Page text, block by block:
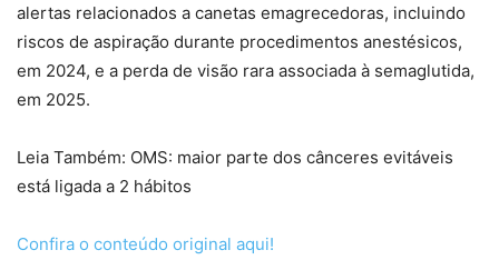
alertas relacionados a canetas emagrecedoras, incluindo
riscos de aspiração durante procedimentos anestésicos,
em 2024, e a perda de visão rara associada à semaglutida,
em 2025.
Leia Também: OMS: maior parte dos cânceres evitáveis
está ligada a 2 hábitos
Confira o conteúdo original aqui!